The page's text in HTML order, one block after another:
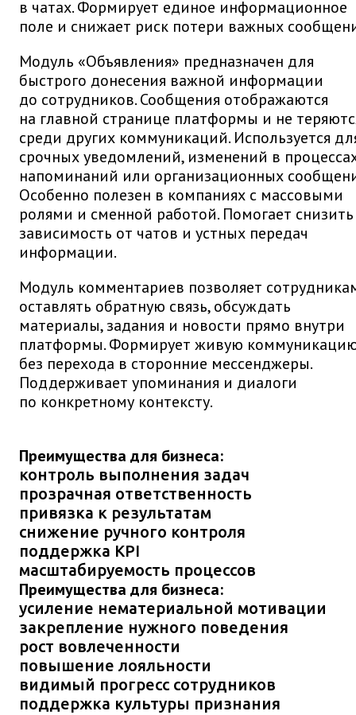
в чатах. Формирует единое информационное
поле и снижает риск потери важных
Модуль «Объявления» предназначен для
быстрого донесения важной информации
до сотрудников. Сообщения отображаются
на главной странице платформы и не
среди других коммуникаций. Используется
срочных уведомлений, изменений в
напоминаний или организационных
Особенно полезен в компаниях с массовыми
ролями и сменной работой. Помогает снизить
зависимость от чатов и устных передач
информации.
Модуль комментариев позволяет
оставлять обратную связь, обсуждать
материалы, задания и новости прямо внутри
платформы. Формирует живую
без перехода в сторонние мессенджеры.
Поддерживает упоминания и диалоги
по конкретному контексту.
Преимущества для бизнеса:
контроль выполнения задач
прозрачная ответственность
привязка к результатам
снижение ручного контроля
поддержка KPI
масштабируемость процессов
Преимущества для бизнеса:
усиление нематериальной мотивации
закрепление нужного поведения
рост вовлеченности
повышение лояльности
видимый прогресс сотрудников
поддержка культуры признания